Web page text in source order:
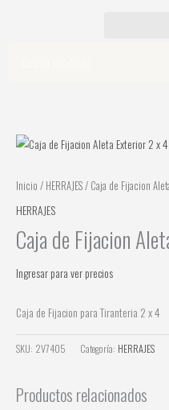
Inicio / HERRAJES/ Caja de Fijacion
HERRAJES
Caja de Fijacion
Ingresar para ver precios
Caja de Fijacion para Tiranteria 2 x 4
SKU: 2V7405 Categoría: HERRAJES
Productos relacionados